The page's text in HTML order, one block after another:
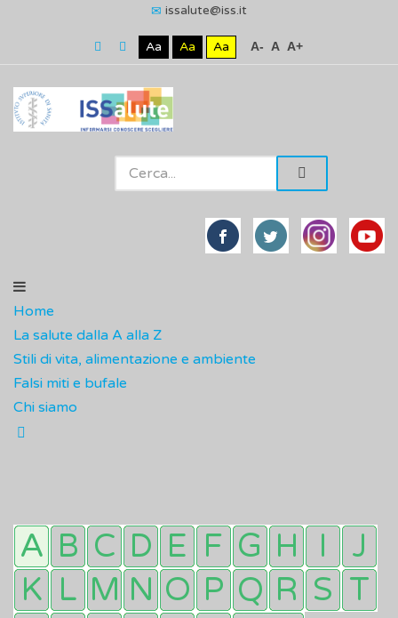
issalute@iss.it
Aa Aa Aa A- A A+
Home
La salute dalla A alla Z
Stili di vita, alimentazione e ambiente
Falsi miti e bufale
Chi siamo